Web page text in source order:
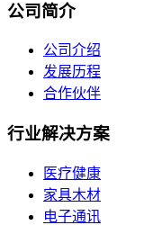
公司简介
公司介绍
发展历程
合作伙伴
行业解决方案
医疗健康
家具木材
电子通讯